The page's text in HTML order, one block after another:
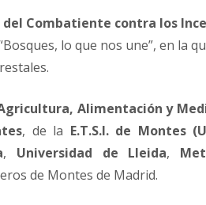
Combatiente contra los
lo que nos une”, en la
Alimentación y
, de la E.T.S.I. de Montes
, Universidad de Lleida,
de Montes de Madrid.